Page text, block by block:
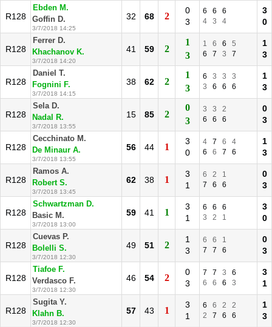
R128
Ebden M.
Goffin D.
3/7/2018 14:25
32 68 2
0
3
6 6
6
4
3 4
3
0
R128
Ferrer D.
Khachanov K.
3/7/2018 14:20
41 59 2
1
3
1 6 6
5
6
7 3 7
1
3
R128
Daniel T.
Fognini F.
3/7/2018 14:15
38 62 2
1
3
6 3 3
3
3
6 6 6
1
3
R128
Sela D.
Nadal R.
3/7/2018 13:55
15 85 2
0
3
3 3
2
6
6 6
0
3
R128
Cecchinato M.
De Minaur A.
3/7/2018 13:55
56 44 1
3
0
4 7 6
4
6
6 7 6
1
3
R128
Ramos A.
Robert S.
3/7/2018 13:45
62 38 1
3
1
6 2
1
7
6 6
0
3
R128
Schwartzman D.
Basic M.
3/7/2018 13:00
59 41 1
3
1
6 6
6
3
2 1
3
0
R128
Cuevas P.
Bolelli S.
3/7/2018 12:30
49 51 2
1
3
6 6
1
7
7 6
0
3
R128
Tiafoe F.
Verdasco F.
3/7/2018 12:30
46 54 2
0
3
7 7 3
6
6
6 6 3
3
1
R128
Sugita Y.
Klahn B.
3/7/2018 12:30
57 43 1
3
1
6 6 2
2
2
7 6 6
1
3